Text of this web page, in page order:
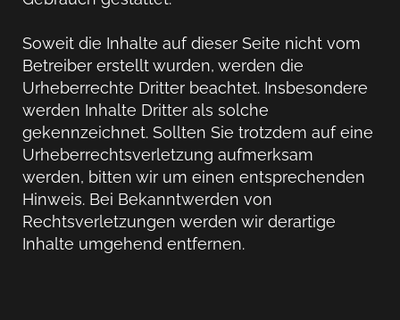
Soweit die Inhalte auf dieser Seite nicht vom
Betreiber erstellt wurden, werden die
Urheberrechte Dritter beachtet. Insbesondere
werden Inhalte Dritter als solche
gekennzeichnet. Sollten Sie trotzdem auf eine
Urheberrechtsverletzung aufmerksam
werden, bitten wir um einen entsprechenden
Hinweis. Bei Bekanntwerden von
Rechtsverletzungen werden wir derartige
Inhalte umgehend entfernen.